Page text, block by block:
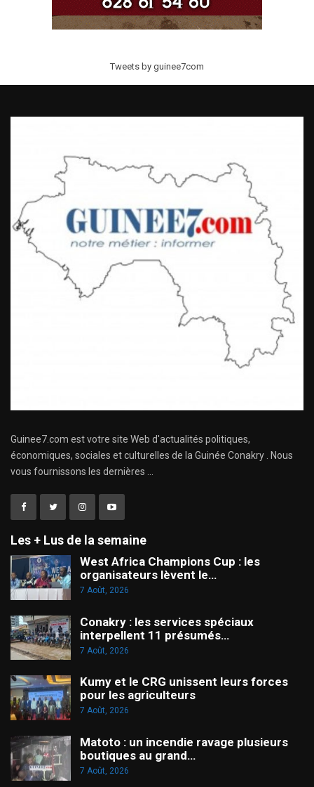
Tweets by guinee7com
Guinee7.com est votre site Web d'actualités politiques,
économiques, sociales et culturelles de la Guinée Conakry . Nous
vous fournissons les dernières ...
Les + Lus de la semaine
West Africa Champions Cup : les
organisateurs lèvent le…
7 Août, 2026
Conakry : les services spéciaux
interpellent 11 présumés…
7 Août, 2026
Kumy et le CRG unissent leurs forces
pour les agriculteurs
7 Août, 2026
Matoto : un incendie ravage plusieurs
boutiques au grand…
7 Août, 2026